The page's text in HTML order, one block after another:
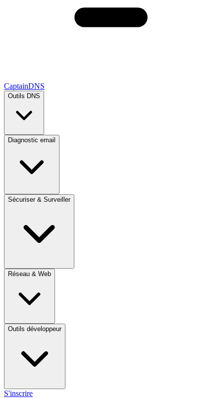
CaptainDNS
Outils DNS
Diagnostic email
Sécuriser & Surveiller
Réseau & Web
Outils développeur
S'inscrire